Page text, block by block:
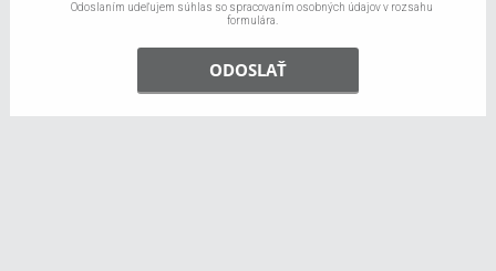
Odoslaním udeľujem súhlas so spracovaním osobných údajov v rozsahu
formulára.
ODOSLAŤ